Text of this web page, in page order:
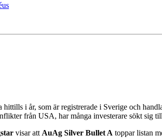
hittills i år, som är registrerade i Sverige och
från USA, har många investerare sökt sig
visar att AuAg Silver Bullet A toppar listan